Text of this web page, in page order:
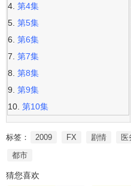
第4集
第5集
第6集
第7集
第8集
第9集
第10集
标签： 2009 FX 剧情 医
都市
猜您喜欢